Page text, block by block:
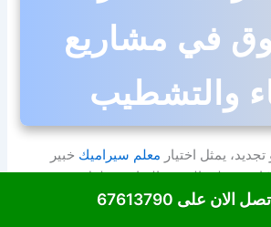
في مشاريع
والتشطيب
يمثل اختيار معلم سيراميك خبير
يؤثر على الجودة النهائية وطول عمر
سيراميك المرقاب ندرك هذه الحقيقة
اتصل الان على 67613790